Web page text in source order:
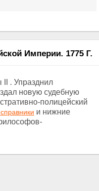
Империи. 1775 Г.
. Упразднил
новую судебную
полицейский
и нижние